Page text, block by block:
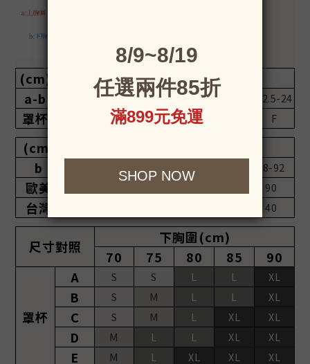
(cm)
上胸圍-下胸圍
a-b
10-12.5 12.5-15 15-17.5 17.5-22 22.5-24
罩杯 B C D F
(cm)
b
88-92
歐美 90
台灣 40
尺寸對照
下胸圍(cm)
70
75 80 85 90
罩杯
A S S L L XL
B S M L L XL
C S M L XL XL
D M L L XL XL
E M L XL XL XL